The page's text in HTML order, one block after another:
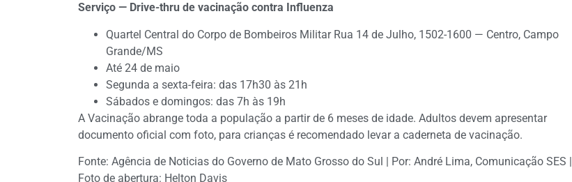
Serviço — Drive-thru de vacinação contra Influenza
Quartel Central do Corpo de Bombeiros Militar Rua 14 de Julho, 1502-1600 — Centro, Campo
Grande/MS
Até 24 de maio
Segunda a sexta-feira: das 17h30 às 21h
Sábados e domingos: das 7h às 19h
A Vacinação abrange toda a população a partir de 6 meses de idade. Adultos devem apresentar
documento oficial com foto, para crianças é recomendado levar a caderneta de vacinação.
Fonte: Agência de Noticias do Governo de Mato Grosso do Sul | Por: André Lima, Comunicação SES |
Foto de abertura: Helton Davis